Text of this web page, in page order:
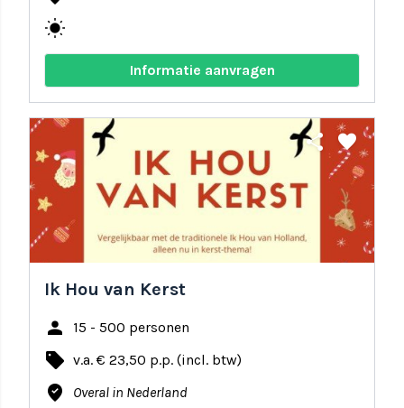
wb_sunny
Informatie aanvragen
share favorite
Ik Hou van Kerst
person 15 - 500 personen
local_offer v.a. € 23,50 p.p. (incl. btw)
where_to_vote Overal in Nederland